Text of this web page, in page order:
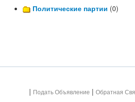
Политические партии (0)
| Подать Объявление | Обратная